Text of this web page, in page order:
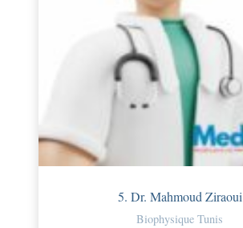
5. Dr. Mahmoud Ziraoui
Biophysique Tunis